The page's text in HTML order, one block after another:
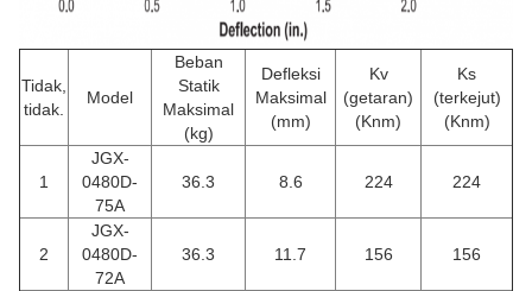
Tidak,
tidak.
Model
Beban
Statik
Maksimal
(kg)
Defleksi
Maksimal
(mm)
Kv
(getaran)
(Knm)
Ks
(terkejut)
(Knm)
1
JGX-
0480D-
75A
36.3 8.6 224 224
2
JGX-
0480D-
72A
36.3 11.7 156 156